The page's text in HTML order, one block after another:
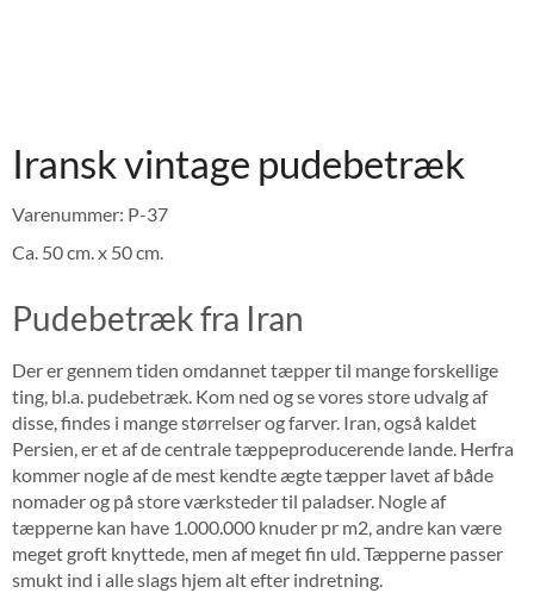
Iransk vintage pudebetræk
Varenummer: P-37
Ca. 50 cm. x 50 cm.
Pudebetræk fra Iran
Der er gennem tiden omdannet tæpper til mange forskellige
ting, bl.a. pudebetræk. Kom ned og se vores store udvalg af
disse, findes i mange størrelser og farver. Iran, også kaldet
Persien, er et af de centrale tæppeproducerende lande. Herfra
kommer nogle af de mest kendte ægte tæpper lavet af både
nomader og på store værksteder til paladser. Nogle af
tæpperne kan have 1.000.000 knuder pr m2, andre kan være
meget groft knyttede, men af meget fin uld. Tæpperne passer
smukt ind i alle slags hjem alt efter indretning.